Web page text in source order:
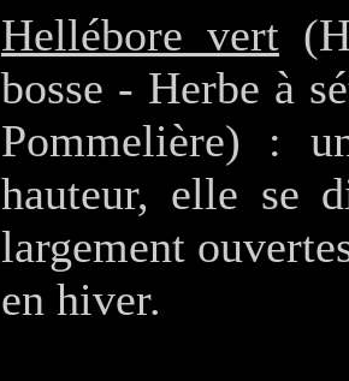
Hellébore vert
bosse - Herbe à
Pommelière) :
hauteur, elle se
largement
en hiver.